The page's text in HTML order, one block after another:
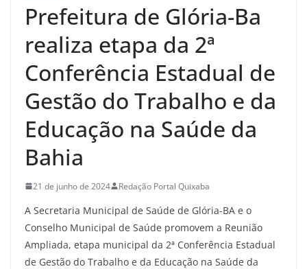
Prefeitura de Glória-Ba
realiza etapa da 2ª
Conferência Estadual de
Gestão do Trabalho e da
Educação na Saúde da
Bahia
21 de junho de 2024 Redação Portal Quixaba
A Secretaria Municipal de Saúde de Glória-BA e o
Conselho Municipal de Saúde promovem a Reunião
Ampliada, etapa municipal da 2ª Conferência Estadual
de Gestão do Trabalho e da Educação na Saúde da